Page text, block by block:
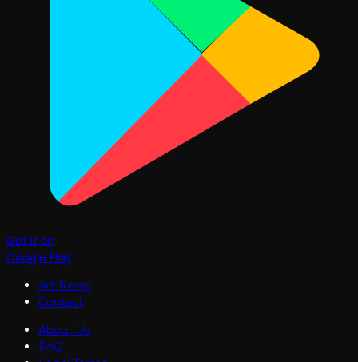
Get it on
Google Play
Art News
Contact
About Us
FAQ